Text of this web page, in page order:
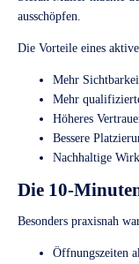
ausschöpfen.
Die Vorteile eines
Mehr
Mehr
Höheres
Bessere
Nachhaltige
Die 10-
Besonders praxisnah
Öffnungszeiten